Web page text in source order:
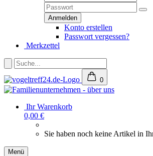
Konto erstellen
Passwort vergessen?
Merkzettel
0
Ihr Warenkorb
0,00 €
Sie haben noch keine Artikel in
Menü